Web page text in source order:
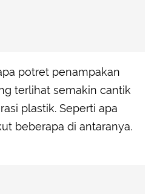
potret penampakan
terlihat semakin cantik
plastik. Seperti apa
beberapa di antaranya.